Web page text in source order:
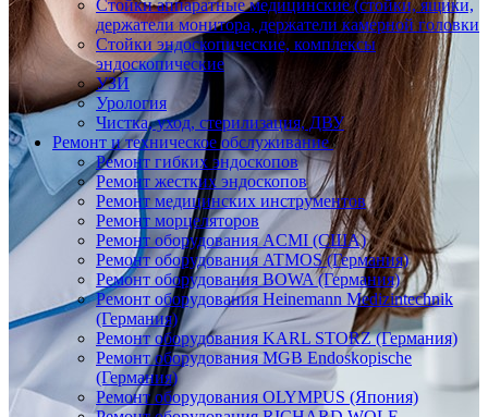
Стойки аппаратные медицинские (стойки, ящики,
держатели монитора, держатели камерной головки
Стойки эндоскопические, комплексы
эндоскопические
УЗИ
Урология
Чистка, уход, стерилизация, ДВУ
Ремонт и техническое обслуживание
Ремонт гибких эндоскопов
Ремонт жестких эндоскопов
Ремонт медицинских инструментов
Ремонт морцеляторов
Ремонт оборудования ACMI (США)
Ремонт оборудования ATMOS (Германия)
Ремонт оборудования BOWA (Германия)
Ремонт оборудования Heinemann Medizintechnik
(Германия)
Ремонт оборудования KARL STORZ (Германия)
Ремонт оборудования MGB Endoskopische
(Германия)
Ремонт оборудования OLYMPUS (Япония)